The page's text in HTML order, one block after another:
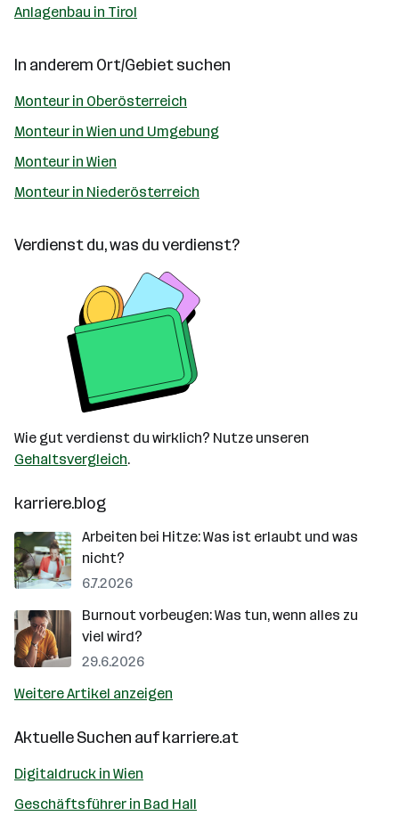
Anlagenbau in Tirol
In anderem Ort/Gebiet suchen
Monteur in Oberösterreich
Monteur in Wien und Umgebung
Monteur in Wien
Monteur in Niederösterreich
Verdienst du, was du verdienst?
Wie gut verdienst du wirklich? Nutze unseren
Gehaltsvergleich.
karriere.blog
Arbeiten bei Hitze: Was ist erlaubt und was
nicht?
6.7.2026
Burnout vorbeugen: Was tun, wenn alles zu
viel wird?
29.6.2026
Weitere Artikel anzeigen
Aktuelle Suchen aufkarriere.at
Digitaldruck in Wien
Geschäftsführer in Bad Hall